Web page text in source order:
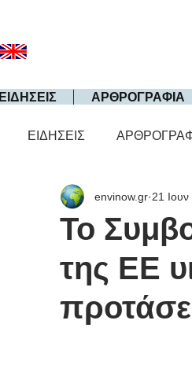
ΕΙΔΗΣΕΙΣ ΑΡΘΡΟΓΡΑΦΙΑ
ΕΙΔΗΣΕΙΣ
Το
της ΕΕ
envinow.gr 21